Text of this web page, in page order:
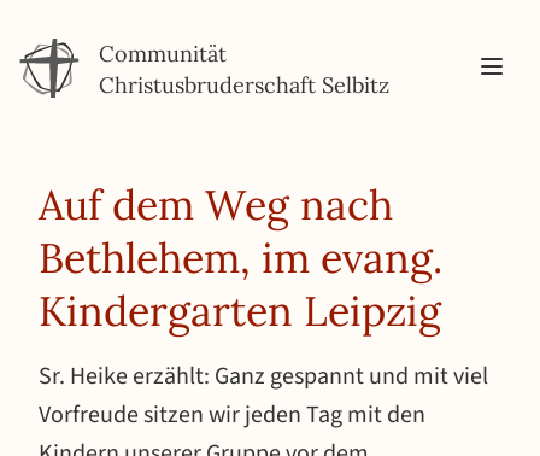
Communität
Christusbruderschaft Selbitz
Auf dem Weg nach
Bethlehem, im evang.
Kindergarten Leipzig
Sr. Heike erzählt: Ganz gespannt und mit viel
Vorfreude sitzen wir jeden Tag mit den